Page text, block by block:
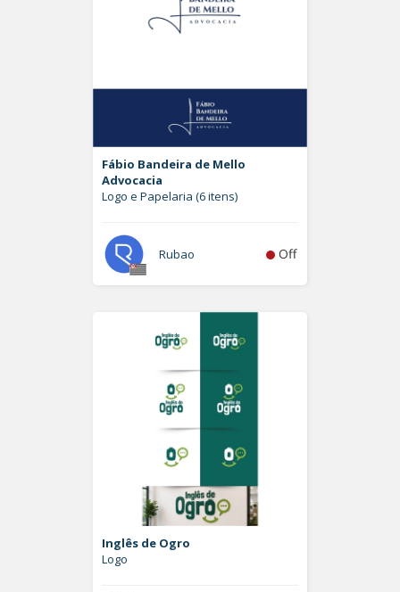
Fábio Bandeira de Mello
Advocacia
Logo e Papelaria (6 itens)
Rubao Off
Inglês de Ogro
Logo